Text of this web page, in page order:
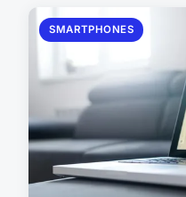
SMARTPHONES